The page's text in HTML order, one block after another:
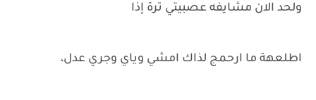
ولحد الان مشايفه عصبيتي ترة إذا
اطلعهة ما ارحمج لذاك امشي وياي وجري عدل،